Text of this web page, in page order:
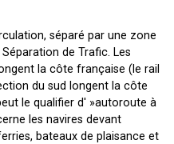
séparé par une zone
de Trafic. Les
la côte française (le rail
du sud longent la côte
le qualifier d' »autoroute à
les navires devant
bateaux de plaisance et